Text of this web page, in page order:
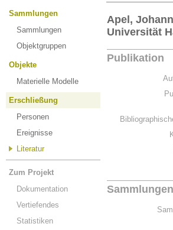
Sammlungen
Sammlungen
Objektgruppen
Objekte
Materielle Modelle
Erschließung
Personen
Ereignisse
Literatur
Zum Projekt
Dokumentation
Vertiefendes
Statistiken
Apel,
Universität
Publikation
Sammlungen